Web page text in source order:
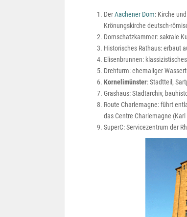
DerAachener Dom: Kirche
Krönungskirche deutsch-
Domschatzkammer: sakrale
Historisches Rathaus: erbaut
Elisenbrunnen:
Drehturm: ehemaliger
Kornelimünster: Stadtteil,
Grashaus: Stadtarchiv,
Route Charlemagne: führt
das Centre Charlemagne
SuperC: Servicezentrum der